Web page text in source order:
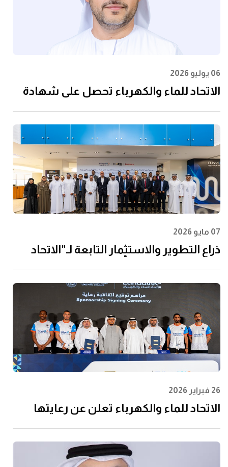
06 يوليو 2026
الاتحاد للماء والكهرباء تحصل على شهادة
07 مايو 2026
ذراع التطوير والاستثمار التابعة لـ"الاتحاد
الفجيرة للتحلية سعة 60 مليون جالون يوميًا
26 فبراير 2026
الاتحاد للماء والكهرباء تعلن عن رعايتها